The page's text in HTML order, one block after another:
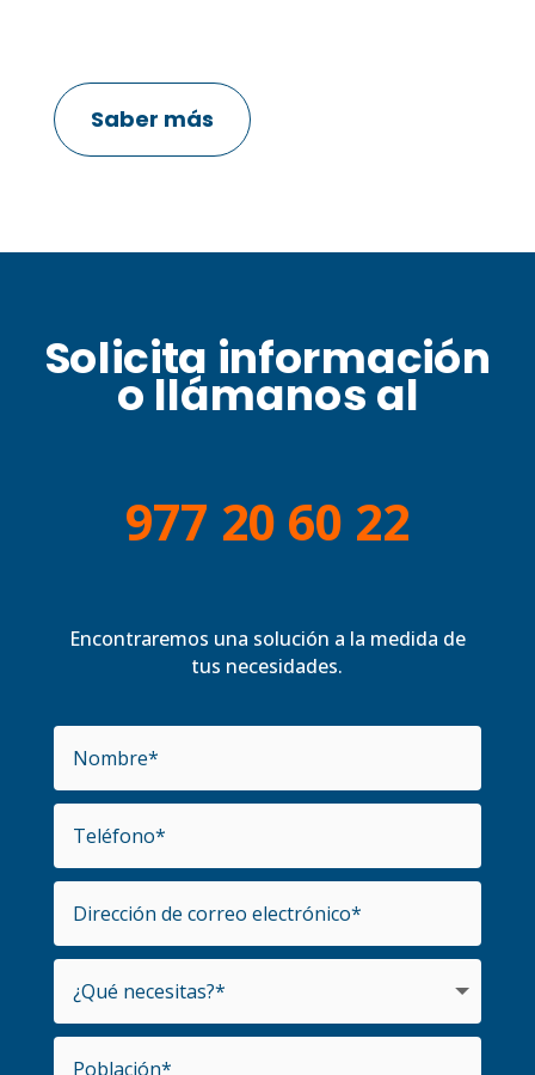
Saber más
Solicita información
o llámanos al
977 20 60 22
Encontraremos una solución a la medida de
tus necesidades.